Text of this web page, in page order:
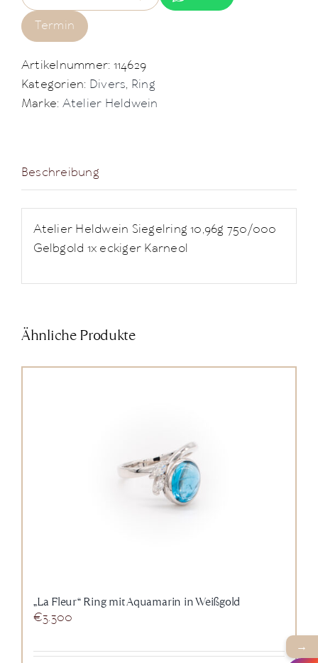
Termin
Artikelnummer: 114629
Kategorien: Divers, Ring
Marke: Atelier Heldwein
Beschreibung
Atelier Heldwein Siegelring 10,96g 750/000
Gelbgold 1x eckiger Karneol
Ähnliche Produkte
„La Fleur“ Ring mit Aquamarin in Weißgold
€3.300
→